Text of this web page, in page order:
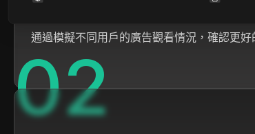
通過模擬不同用戶的廣告觀看情況，確認更
02